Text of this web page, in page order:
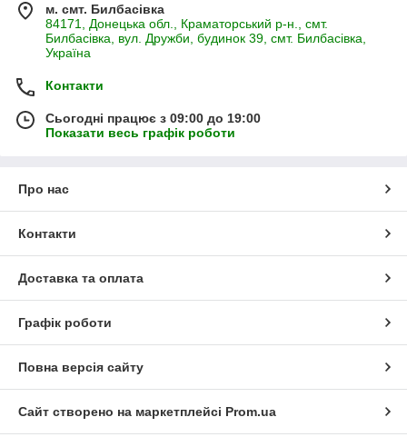
м. смт. Билбасівка
84171, Донецька обл., Краматорський р-н., смт.
Билбасівка, вул. Дружби, будинок 39, смт. Билбасівка,
Україна
Контакти
Сьогодні працює з 09:00 до 19:00
Показати весь графік роботи
Про нас
Контакти
Доставка та оплата
Графік роботи
Повна версія сайту
Сайт створено на маркетплейсі Prom.ua